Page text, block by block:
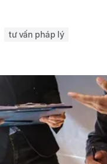
tư vấn pháp lý